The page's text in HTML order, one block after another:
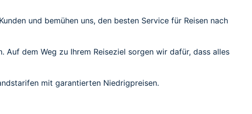
und bemühen uns, den besten Service für Reisen nach
dem Weg zu Ihrem Reiseziel sorgen wir dafür, dass alles
mit garantierten Niedrigpreisen.